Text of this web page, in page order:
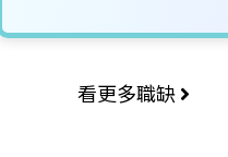
看更多職缺